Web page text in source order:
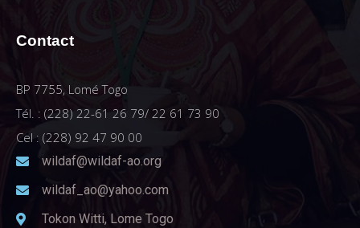
Contact
BP 7755, Lomé Togo
Tél. : (228) 22-61 26 79/ 22 61 73 90
Cel : (228) 92 47 90 00
wildaf@wildaf-ao.org
wildaf_ao@yahoo.com
Tokon Witti, Lome Togo